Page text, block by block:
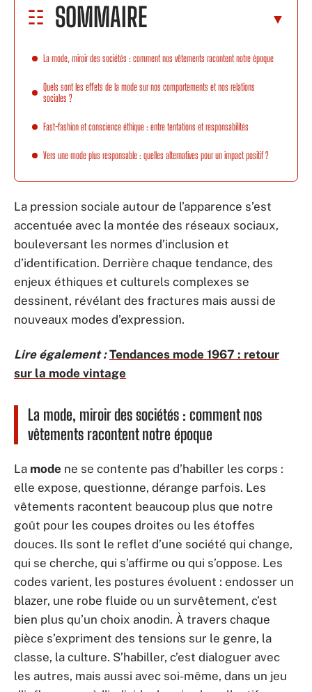
SOMMAIRE
La mode, miroir des sociétés : comment nos vêtements racontent notre époque
Quels sont les effets de la mode sur nos comportements et nos relations
sociales ?
Fast-fashion et conscience éthique : entre tentations et responsabilités
Vers une mode plus responsable : quelles alternatives pour un impact positif ?
La pression sociale autour de l’apparence s’est
accentuée avec la montée des réseaux sociaux,
bouleversant les normes d’inclusion et
d’identification. Derrière chaque tendance, des
enjeux éthiques et culturels complexes se
dessinent, révélant des fractures mais aussi de
nouveaux modes d’expression.
Lire également : Tendances mode 1967 : retour
sur la mode vintage
La mode, miroir des sociétés : comment nos
vêtements racontent notre époque
La mode ne se contente pas d’habiller les corps :
elle expose, questionne, dérange parfois. Les
vêtements racontent beaucoup plus que notre
goût pour les coupes droites ou les étoffes
douces. Ils sont le reflet d’une société qui change,
qui se cherche, qui s’affirme ou qui s’oppose. Les
codes varient, les postures évoluent : endosser un
blazer, une robe fluide ou un survêtement, c’est
bien plus qu’un choix anodin. À travers chaque
pièce s’expriment des tensions sur le genre, la
classe, la culture. S’habiller, c’est dialoguer avec
les autres, mais aussi avec soi-même, dans un jeu